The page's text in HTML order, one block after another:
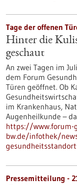
Tage der offenen
Hinter die
geschaut
An zwei Tagen im
dem Forum
Türen geöffnet. Ob
im Krankenhaus,
Augenheilkunde –
https://www.forum-
bw.de/infothek/
Pressemitteilung -